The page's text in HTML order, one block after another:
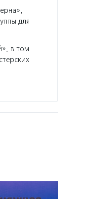
для
в том